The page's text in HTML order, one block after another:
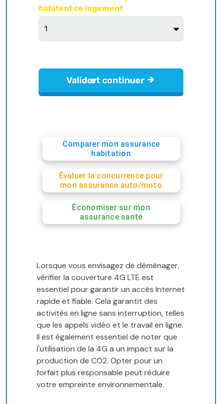
Comparer mon assurance
habitation
Évaluer la concurrence pour
mon assurance auto/moto
Économiser sur mon
assurance santé
Lorsque vous envisagez de déménager,
vérifier la couverture 4G LTE est
essentiel pour garantir un accès Internet
rapide et fiable. Cela garantit des
activités en ligne sans interruption, telles
que les appels vidéo et le travail en ligne.
Il est également essentiel de noter que
l'utilisation de la 4G a un impact sur la
production de CO2. Opter pour un
forfait plus responsable peut réduire
votre empreinte environnementale.